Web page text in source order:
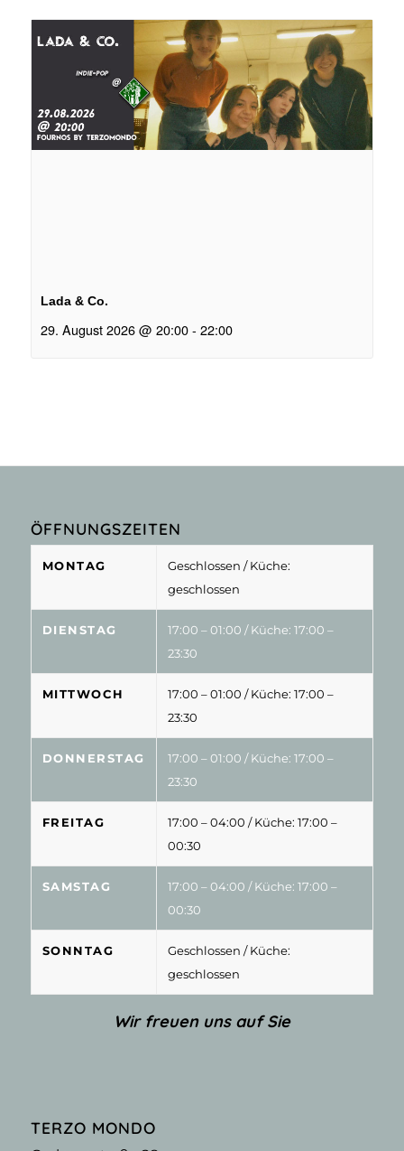
Lada & Co.
29. August 2026 @ 20:00 - 22:00
ÖFFNUNGSZEITEN
MONTAG Geschlossen / Küche:
geschlossen
DIENSTAG 17:00 – 01:00 / Küche: 17:00 –
23:30
MITTWOCH 17:00 – 01:00 / Küche: 17:00 –
23:30
DONNERSTAG 17:00 – 01:00 / Küche: 17:00 –
23:30
FREITAG 17:00 – 04:00 / Küche: 17:00 –
00:30
SAMSTAG 17:00 – 04:00 / Küche: 17:00 –
00:30
SONNTAG Geschlossen / Küche:
geschlossen
Wir freuen uns auf Sie
TERZO MONDO